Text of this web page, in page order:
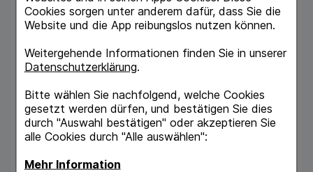
Cookies sorgen unter anderem dafür, dass Sie die
Website und die App reibungslos nutzen können.
Weitergehende Informationen finden Sie in unserer
Datenschutzerklärung.
Bitte wählen Sie nachfolgend, welche Cookies
gesetzt werden dürfen, und bestätigen Sie dies
durch "Auswahl bestätigen" oder akzeptieren Sie
alle Cookies durch "Alle auswählen":
Mehr Information
Acrylate/Sodium Acryloyldimethyl Taurate
Copolymer, Ceramide Np, Cholesterol,
Phytosphingosine, Ceramide Ap, Palmitoyl
Dipeptide-5 Diaminobutyroyl
Hydroxythreonine, Palmitoyl Dipeptide-5
Diaminohydroxybutyrate, Ceramide Eop,
Cetearyl Glucoside, Sodium Lauroyl Lactylate,
Tocopherol, Helianthus Annuus Seed Oil,
Carbomer, Xanthan Gum, Ethylhexylglycerin,
Parfum, Phenoxyethanol, Potassium Sorbate,
Benzyl Alcohol, Citric Acid, Linalool, Citronellol,
Limonene, Eugenol, Benzyl Salicylate, Geraniol